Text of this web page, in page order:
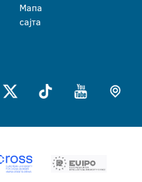
Мапа
сајта